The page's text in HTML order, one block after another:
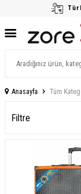
Anasayfa Tüm
Filtre